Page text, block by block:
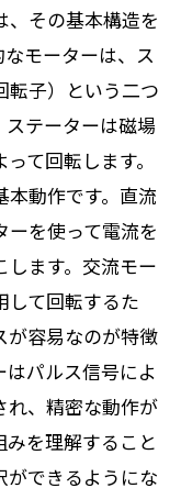
環境と耐久性
基本知識
定基準
ぶコツ
選定のポイン
選び方と活用
定基準
方法
、その基本構造を
モーターは、ス
転子）という二つ
テーターは磁場
て回転します。
本動作です。直流
ーを使って電流を
ます。交流モー
して回転するた
が容易なのが特徴
パルス信号によ
れ、精密な動作が
を理解すること
ができるようにな